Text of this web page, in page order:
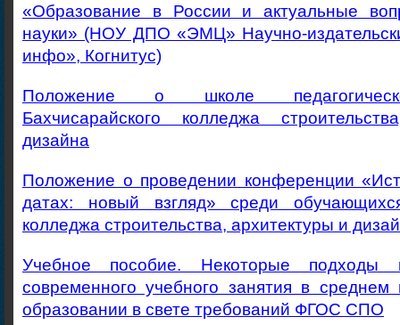
«Образование в России и актуальные
науки» (НОУ ДПО «ЭМЦ» Научно-
инфо», Когнитус)
Положение о школе
Бахчисарайского колледжа
дизайна
Положение о проведении конференции
датах: новый взгляд» среди
колледжа строительства, архитектуры и
Учебное пособие. Некоторые подходы
современного учебного занятия в среднем
образовании в свете требований ФГОС СПО